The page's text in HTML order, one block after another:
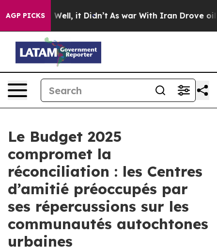
AGP PICKS
40%. Well, it Didn’t As war With Iran Drove oil
Le Budget 2025
compromet la
réconciliation : les Centres
d’amitié préoccupés par
ses répercussions sur les
communautés autochtones
urbaines